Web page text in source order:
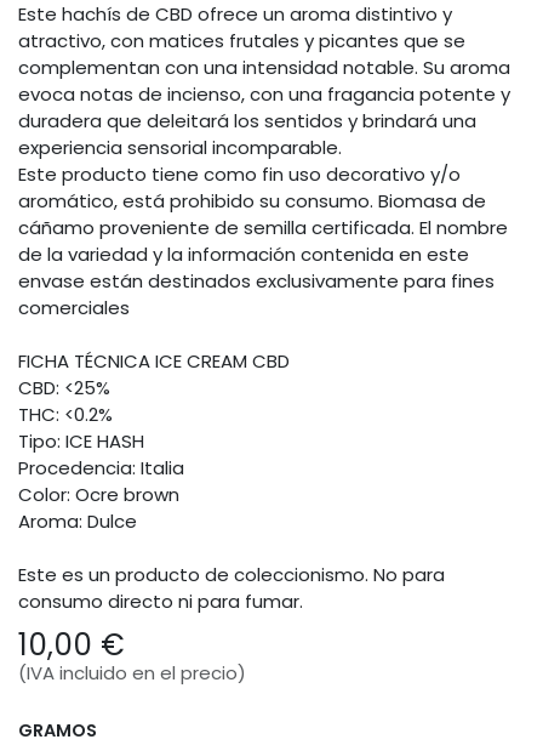
Este hachís de CBD ofrece un aroma distintivo y
atractivo, con matices frutales y picantes que se
complementan con una intensidad notable. Su aroma
evoca notas de incienso, con una fragancia potente y
duradera que deleitará los sentidos y brindará una
experiencia sensorial incomparable.
Este producto tiene como fin uso decorativo y/o
aromático, está prohibido su consumo. Biomasa de
cáñamo proveniente de semilla certificada. El nombre
de la variedad y la información contenida en este
envase están destinados exclusivamente para fines
comerciales
FICHA TÉCNICA ICE CREAM CBD
CBD: <25%
THC: <0.2%
Tipo: ICE HASH
Procedencia: Italia
Color: Ocre brown
Aroma: Dulce
Este es un producto de coleccionismo. No para
consumo directo ni para fumar.
10,00 €
(IVA incluido en el precio)
GRAMOS